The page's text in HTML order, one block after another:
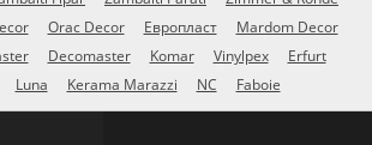
Orac Decor Европласт
Mardom Decor
Decomaster Komar Vinylpex
Erfurt
Luna Kerama Marazzi NC Faboie